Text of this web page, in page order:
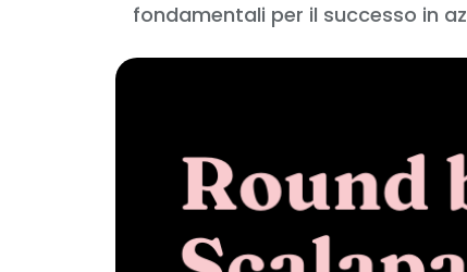
fondamentali per il successo in